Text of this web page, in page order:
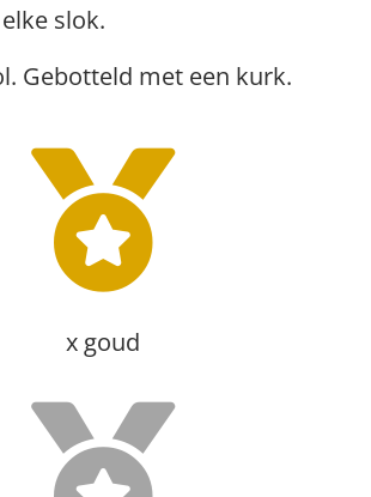
slok.
Gebotteld met een kurk.
x goud